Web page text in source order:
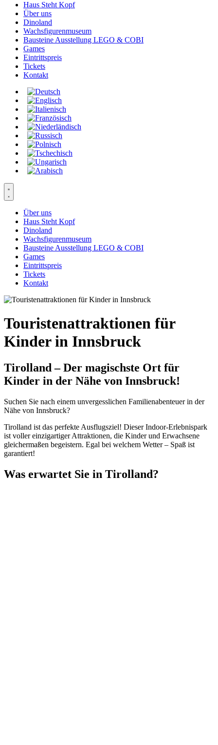
Haus Steht Kopf
Über uns
Dinoland
Wachsfigurenmuseum
Bausteine Ausstellung LEGO & COBI
Games
Eintrittspreis
Tickets
Kontakt
Über uns
Haus Steht Kopf
Dinoland
Wachsfigurenmuseum
Bausteine Ausstellung LEGO & COBI
Games
Eintrittspreis
Tickets
Kontakt
Touristenattraktionen für
Kinder in Innsbruck
Tirolland – Der magischste Ort für
Kinder in der Nähe von Innsbruck!
Suchen Sie nach einem unvergesslichen Familienabenteuer in der
Nähe von Innsbruck?
Tirolland ist das perfekte Ausflugsziel! Dieser Indoor-Erlebnispark
ist voller einzigartiger Attraktionen, die Kinder und Erwachsene
gleichermaßen begeistern. Egal bei welchem Wetter – Spaß ist
garantiert!
Was erwartet Sie in Tirolland?